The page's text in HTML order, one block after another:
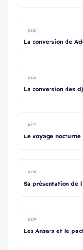
#125
La conversion de
#126
La conversion des
#127
Le voyage nocturne
#128
Sa présentation de
#129
Les Ansars et le